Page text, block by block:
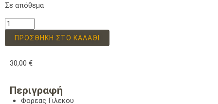
Σε απόθεμα
ΠΡΟΣΘΉΚΗ ΣΤΟ ΚΑΛΆΘΙ
30,00 €
Περιγραφή
Φορεας Γιλεκου